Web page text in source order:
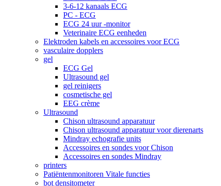
3-6-12 kanaals ECG
PC - ECG
ECG 24 uur -monitor
Veterinaire ECG eenheden
Elektroden kabels en accessoires voor ECG
vasculaire dopplers
gel
ECG Gel
Ultrasound gel
gel reinigers
cosmetische gel
EEG crème
Ultrasound
Chison ultrasound apparatuur
Chison ultrasound apparatuur voor dierenarts
Mindray echografie units
Accessoires en sondes voor Chison
Accessoires en sondes Mindray
printers
Patiëntenmonitoren Vitale functies
bot densitometer